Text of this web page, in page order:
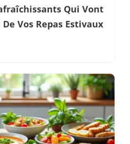
Qui Vont
Vos Repas Estivaux